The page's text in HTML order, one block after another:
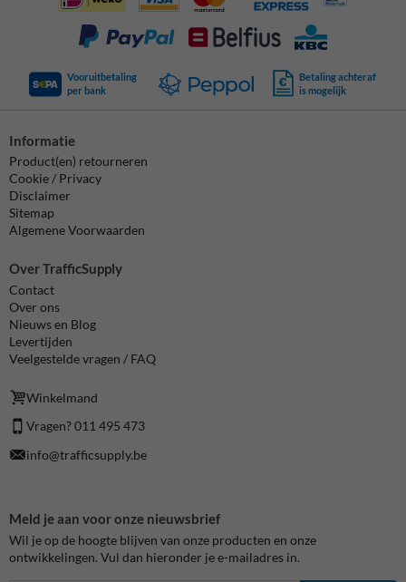
Vooruitbetaling
per bank
Betaling achteraf
is mogelijk
Informatie
Product(en) retourneren
Cookie / Privacy
Disclaimer
Sitemap
Algemene Voorwaarden
Over TrafficSupply
Contact
Over ons
Nieuws en Blog
Levertijden
Veelgestelde vragen / FAQ
Winkelmand
Vragen? 011 495 473
info@trafficsupply.be
Meld je aan voor onze nieuwsbrief
Wil je op de hoogte blijven van onze producten en onze
ontwikkelingen. Vul dan hieronder je e-mailadres in.